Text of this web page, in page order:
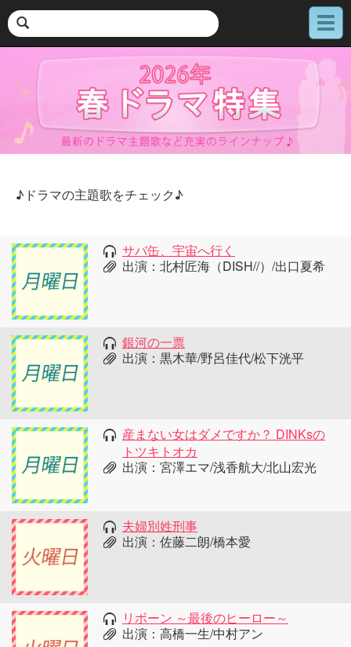
メ
ニ
ュ
ー
♪ドラマの主題歌をチェック♪
サバ缶、宇宙へ行く
出演：北村匠海（DISH//）/出口夏希
銀河の一票
出演：黒木華/野呂佳代/松下洸平
産まない女はダメですか？ DINKsの
トツキトオカ
出演：宮澤エマ/浅香航大/北山宏光
夫婦別姓刑事
出演：佐藤二朗/橋本愛
リボーン ～最後のヒーロー～
出演：高橋一生/中村アン